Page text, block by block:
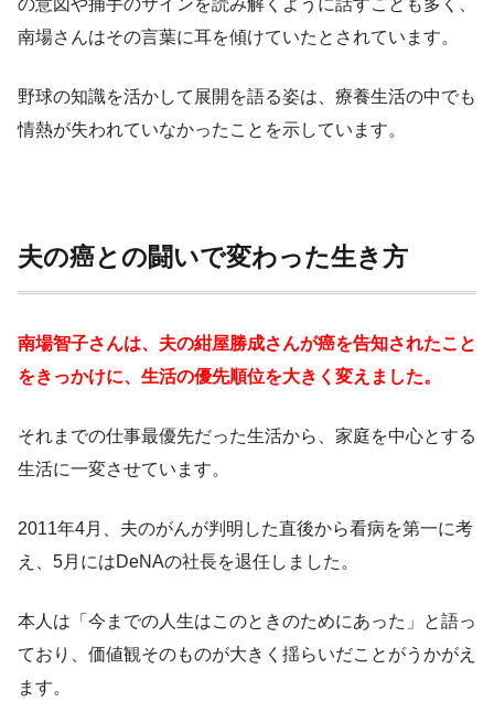
南場さんはその言葉に耳を傾けていたとされています。
野球の知識を活かして展開を語る姿は、療養生活の中でも
情熱が失われていなかったことを示しています。
夫の癌との闘いで変わった生き方
南場智子さんは、夫の紺屋勝成さんが癌を告知されたこと
をきっかけに、生活の優先順位を大きく変えました。
それまでの仕事最優先だった生活から、家庭を中心とする
生活に一変させています。
2011年4月、夫のがんが判明した直後から看病を第一に考
え、5月にはDeNAの社長を退任しました。
本人は「今までの人生はこのときのためにあった」と語っ
ており、価値観そのものが大きく揺らいだことがうかがえ
ます。